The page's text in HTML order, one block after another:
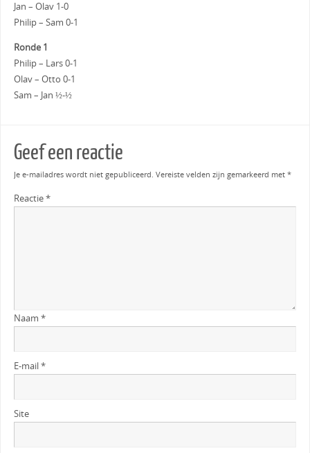
Jan – Olav 1-0
Philip – Sam 0-1
Ronde 1
Philip – Lars 0-1
Olav – Otto 0-1
Sam – Jan ½-½
Geef een reactie
Je e-mailadres wordt niet gepubliceerd. Vereiste velden zijn gemarkeerd met *
Reactie*
Naam *
E-mail*
Site